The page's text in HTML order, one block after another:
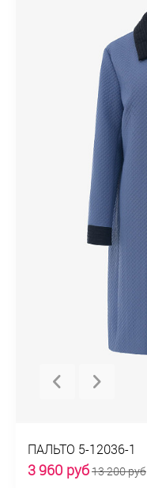
ПАЛЬТО 5-12036-1
3 960 руб13 200 руб